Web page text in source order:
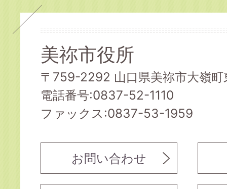
美祢市役所
〒759-2292 山口県美祢市大嶺
電話番号:0837-52-1110
ファックス:0837-53-1959
お問い合わせ